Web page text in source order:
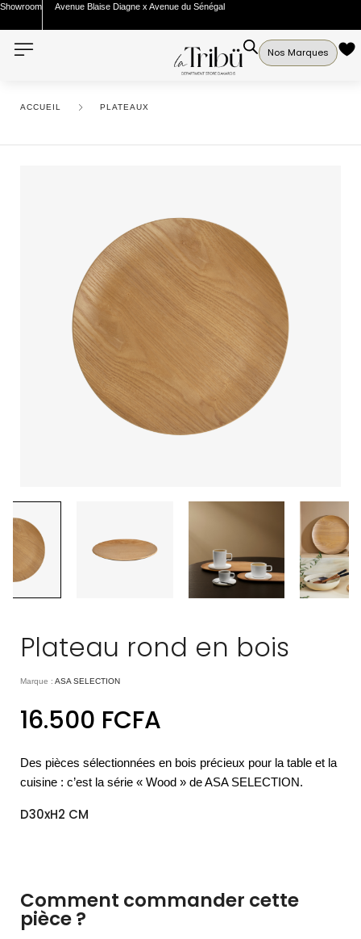
Showroom Avenue Blaise Diagne x Avenue du Sénégal
Nos Marques
ACCUEIL PLATEAUX
Plateau rond en bois
Marque : ASA SELECTION
16.500 FCFA
Des pièces sélectionnées en bois précieux pour la table et la
cuisine : c’est la série « Wood » de ASA SELECTION.
D30xH2 CM
Comment commander cette
pièce ?